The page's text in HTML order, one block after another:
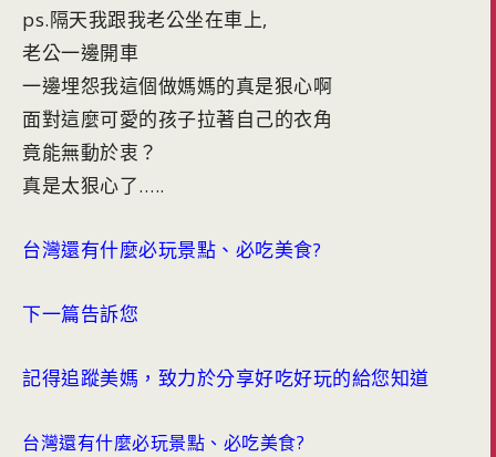
ps.隔天我跟我老公坐在車上,
老公一邊開車
一邊埋怨我這個做媽媽的真是狠心啊
面對這麼可愛的孩子拉著自己的衣角
竟能無動於衷？
真是太狠心了…..
台灣還有什麼必玩景點、必吃美食?
下一篇告訴您
記得追蹤美媽，致力於分享好吃好玩的給您知道
台灣還有什麼必玩景點、必吃美食?